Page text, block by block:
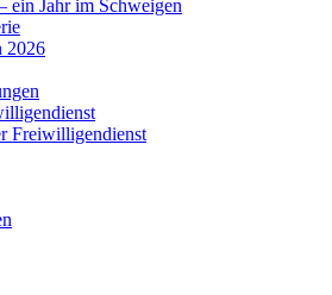
ein Jahr im Schweigen
2026
Freiwilligendienst